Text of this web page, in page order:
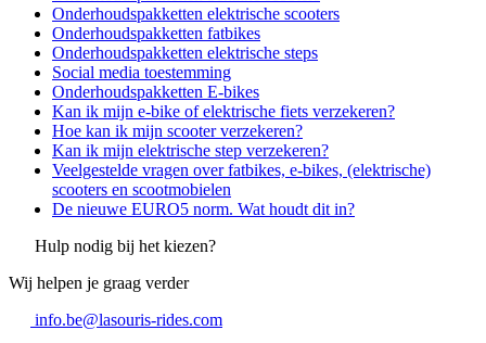
Onderhoudspakketten elektrische scooters
Onderhoudspakketten fatbikes
Onderhoudspakketten elektrische steps
Social media toestemming
Onderhoudspakketten E-bikes
Kan ik mijn e-bike of elektrische fiets verzekeren?
Hoe kan ik mijn scooter verzekeren?
Kan ik mijn elektrische step verzekeren?
Veelgestelde vragen over fatbikes, e-bikes, (elektrische)
scooters en scootmobielen
De nieuwe EURO5 norm. Wat houdt dit in?
Hulp nodig bij het kiezen?
Wij helpen je graag verder
info.be@lasouris-rides.com